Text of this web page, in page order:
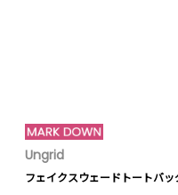
Ungrid
フェイクスウェードトートバッ